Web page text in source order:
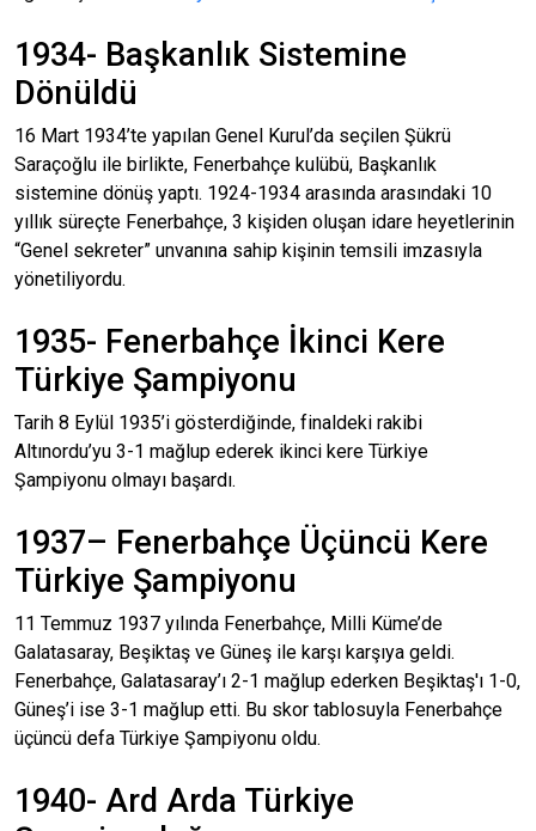
1934- Başkanlık Sistemine
Dönüldü
16 Mart 1934’te yapılan Genel Kurul’da seçilen Şükrü
Saraçoğlu ile birlikte, Fenerbahçe kulübü, Başkanlık
sistemine dönüş yaptı. 1924-1934 arasında arasındaki 10
yıllık süreçte Fenerbahçe, 3 kişiden oluşan idare heyetlerinin
“Genel sekreter” unvanına sahip kişinin temsili imzasıyla
yönetiliyordu.
1935- Fenerbahçe İkinci Kere
Türkiye Şampiyonu
Tarih 8 Eylül 1935’i gösterdiğinde, finaldeki rakibi
Altınordu’yu 3-1 mağlup ederek ikinci kere Türkiye
Şampiyonu olmayı başardı.
1937– Fenerbahçe Üçüncü Kere
Türkiye Şampiyonu
11 Temmuz 1937 yılında Fenerbahçe, Milli Küme’de
Galatasaray, Beşiktaş ve Güneş ile karşı karşıya geldi.
Fenerbahçe, Galatasaray’ı 2-1 mağlup ederken Beşiktaş'ı 1-0,
Güneş’i ise 3-1 mağlup etti. Bu skor tablosuyla Fenerbahçe
üçüncü defa Türkiye Şampiyonu oldu.
1940- Ard Arda Türkiye